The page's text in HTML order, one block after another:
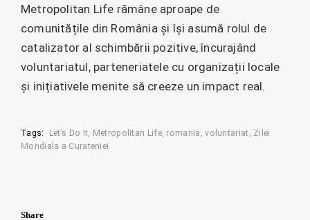
Metropolitan Life rămâne aproape de
comunitățile din România și își asumă rolul de
catalizator al schimbării pozitive, încurajând
voluntariatul, parteneriatele cu organizații locale
și inițiativele menite să creeze un impact real.
Tags: Let’s Do It Metropolitan Life romania voluntariat
Zilei
Mondiala a Curateniei
Share